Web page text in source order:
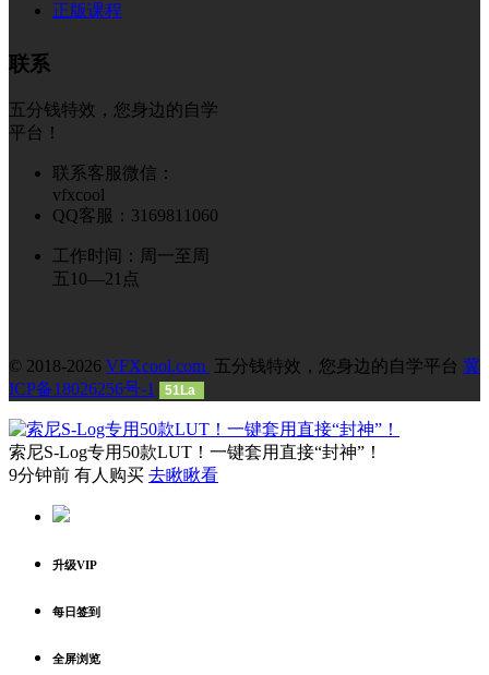
正版课程
联系
五分钱特效，您身边的自学
平台！
联系客服微信：
vfxcool
QQ客服：3169811060
工作时间：周一至周
五10—21点
© 2018-2026 VFXcool.com 五分钱特效，您身边的自学平台 冀
ICP备18026256号-1
51La
索尼S-Log专用50款LUT！一键套用直接“封神”！
9分钟前 有人购买 去瞅瞅看
升级VIP
每日签到
全屏浏览